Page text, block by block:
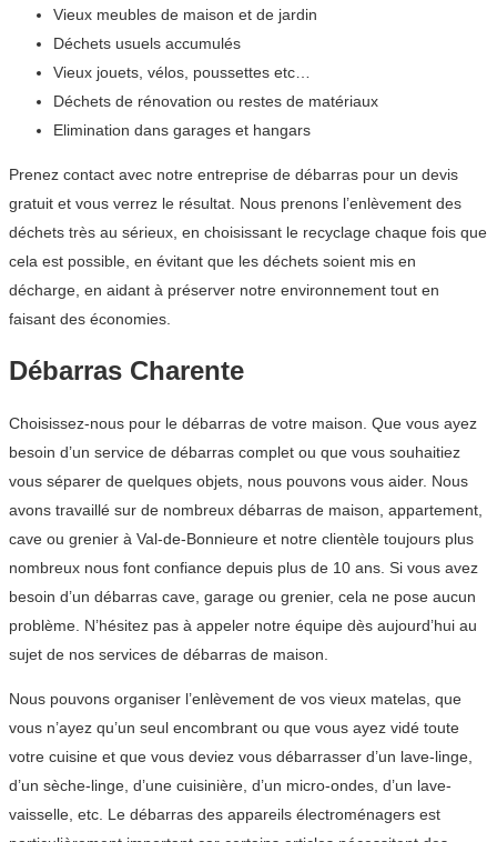
Vieux meubles de maison et de jardin
Déchets usuels accumulés
Vieux jouets, vélos, poussettes etc…
Déchets de rénovation ou restes de matériaux
Elimination dans garages et hangars
Prenez contact avec notre entreprise de débarras pour un devis
gratuit et vous verrez le résultat. Nous prenons l’enlèvement des
déchets très au sérieux, en choisissant le recyclage chaque fois que
cela est possible, en évitant que les déchets soient mis en
décharge, en aidant à préserver notre environnement tout en
faisant des économies.
Débarras Charente
Choisissez-nous pour le débarras de votre maison. Que vous ayez
besoin d’un service de débarras complet ou que vous souhaitiez
vous séparer de quelques objets, nous pouvons vous aider. Nous
avons travaillé sur de nombreux débarras de maison, appartement,
cave ou grenier à Val-de-Bonnieure et notre clientèle toujours plus
nombreux nous font confiance depuis plus de 10 ans. Si vous avez
besoin d’un débarras cave, garage ou grenier, cela ne pose aucun
problème. N’hésitez pas à appeler notre équipe dès aujourd’hui au
sujet de nos services de débarras de maison.
Nous pouvons organiser l’enlèvement de vos vieux matelas, que
vous n’ayez qu’un seul encombrant ou que vous ayez vidé toute
votre cuisine et que vous deviez vous débarrasser d’un lave-linge,
d’un sèche-linge, d’une cuisinière, d’un micro-ondes, d’un lave-
vaisselle, etc. Le débarras des appareils électroménagers est